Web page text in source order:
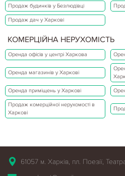
Продаж будинків у Безлюдівці
Продаж дач у Харкові
КОМЕРЦІЙНА НЕРУХОМІСТЬ
Оренда офісів у центрі Харкова
Оренда магазинів у Харкові
Оренда приміщень у Харкові
Продаж комерційної нерухомості в
Харкові
61057 м. Харків, пл. Поезії,